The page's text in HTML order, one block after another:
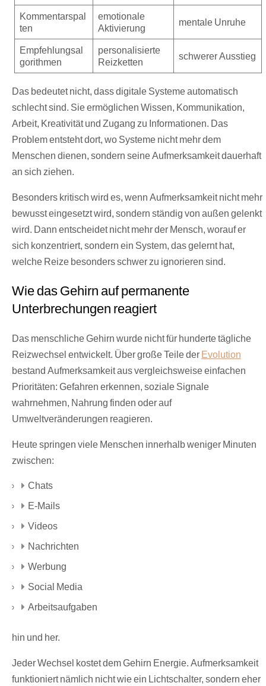
Kommentarspal
ten
emotionale
Aktivierung
mentale Unruhe
Empfehlungsal
gorithmen
personalisierte
Reizketten
schwerer Ausstieg
Das bedeutet nicht, dass digitale Systeme automatisch
schlecht sind. Sie ermöglichen Wissen, Kommunikation,
Arbeit, Kreativität und Zugang zu Informationen. Das
Problem entsteht dort, wo Systeme nicht mehr dem
Menschen dienen, sondern seine Aufmerksamkeit dauerhaft
an sich ziehen.
Besonders kritisch wird es, wenn Aufmerksamkeit nicht mehr
bewusst eingesetzt wird, sondern ständig von außen gelenkt
wird. Dann entscheidet nicht mehr der Mensch, worauf er
sich konzentriert, sondern ein System, das gelernt hat,
welche Reize besonders schwer zu ignorieren sind.
Wie das Gehirn auf permanente
Unterbrechungen reagiert
Das menschliche Gehirn wurde nicht für hunderte tägliche
Reizwechsel entwickelt. Über große Teile der Evolution
bestand Aufmerksamkeit aus vergleichsweise einfachen
Prioritäten: Gefahren erkennen, soziale Signale
wahrnehmen, Nahrung finden oder auf
Umweltveränderungen reagieren.
Heute springen viele Menschen innerhalb weniger Minuten
zwischen:
Chats
E-Mails
Videos
Nachrichten
Werbung
Social Media
Arbeitsaufgaben
hin und her.
Jeder Wechsel kostet dem Gehirn Energie. Aufmerksamkeit
funktioniert nämlich nicht wie ein Lichtschalter, sondern eher